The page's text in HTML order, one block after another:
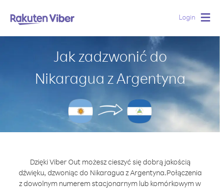
Login
Jak zadzwonić do
Nikaragua z Argentyna
Dzięki Viber Out możesz cieszyć się dobrą jakością
dźwięku, dzwoniąc do Nikaragua z Argentyna.Połączenia
z dowolnym numerem stacjonarnym lub komórkowym w